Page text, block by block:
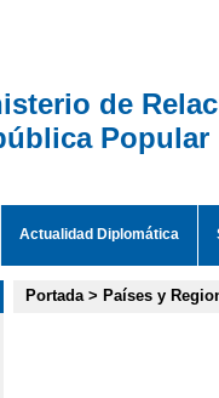
de
Popular
Actualidad Diplomática
Portada> Países y